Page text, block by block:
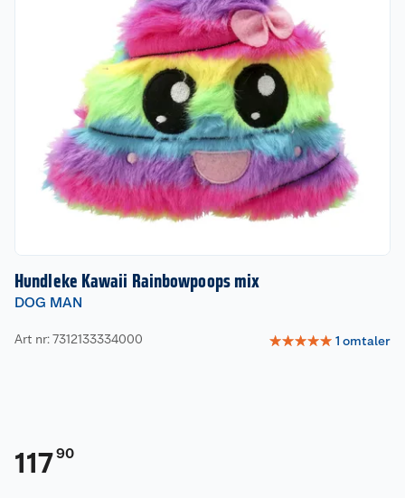
Hundleke Kawaii Rainbowpoops mix
DOG MAN
Art nr: 7312133334000 ☆☆☆☆☆ 1 omtaler
11790